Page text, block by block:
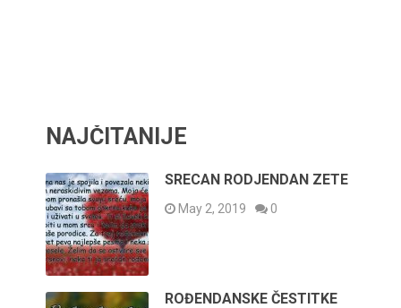
NAJČITANIJE
SRECAN RODJENDAN ZETE
May 2, 2019 0
ROĐENDANSKE ČESTITKE